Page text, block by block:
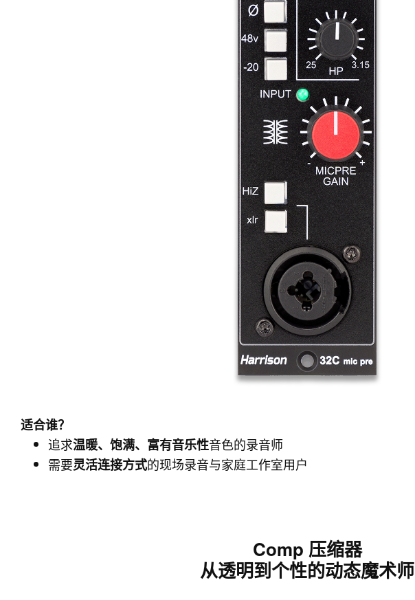
适合谁？
追求温暖、饱满、富有音乐性音色的录音师
需要灵活连接方式的现场录音与家庭工作室用户
Comp 压缩器
从透明到个性的动态魔术师